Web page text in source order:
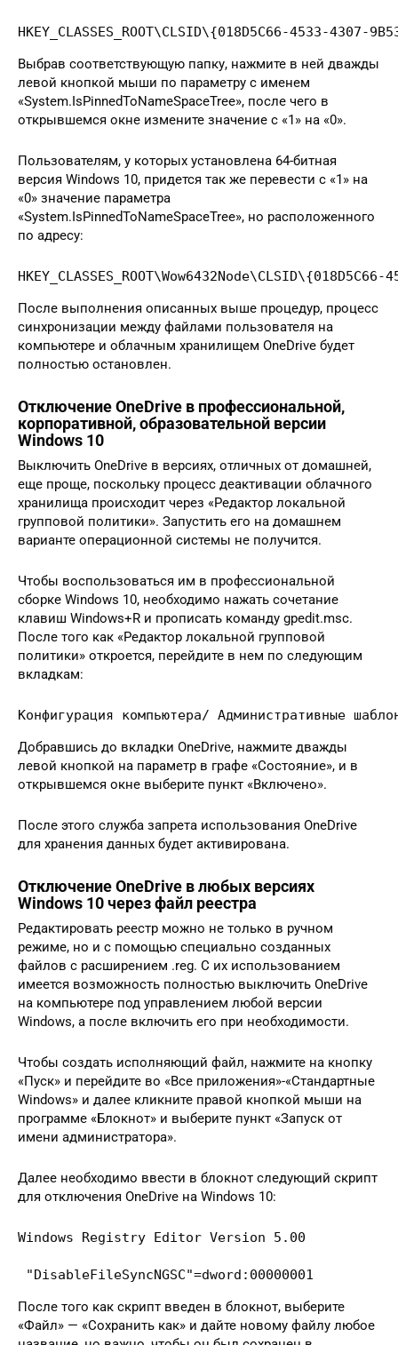
HKEY_CLASSES_ROOT\CLSID\{018D5C66-4533-4307-
Выбрав соответствующую папку, нажмите в ней дважды
левой кнопкой мыши по параметру с именем
«System.IsPinnedToNameSpaceTree», после чего в
открывшемся окне измените значение с «1» на «0».
Пользователям, у которых установлена 64-битная
версия Windows 10, придется так же перевести с «1» на
«0» значение параметра
«System.IsPinnedToNameSpaceTree», но расположенного
по адресу:
После выполнения описанных выше процедур, процесс
синхронизации между файлами пользователя на
компьютере и облачным хранилищем OneDrive будет
полностью остановлен.
Отключение OneDrive в профессиональной,
корпоративной, образовательной версии
Windows 10
Выключить OneDrive в версиях, отличных от домашней,
еще проще, поскольку процесс деактивации облачного
хранилища происходит через «Редактор локальной
групповой политики». Запустить его на домашнем
варианте операционной системы не получится.
Чтобы воспользоваться им в профессиональной
сборке Windows 10, необходимо нажать сочетание
клавиш Windows+R и прописать команду gpedit.msc.
После того как «Редактор локальной групповой
политики» откроется, перейдите в нем по следующим
вкладкам:
Конфигурация компьютера/ Административные
Добравшись до вкладки OneDrive, нажмите дважды
левой кнопкой на параметр в графе «Состояние», и в
открывшемся окне выберите пункт «Включено».
После этого служба запрета использования OneDrive
для хранения данных будет активирована.
Отключение OneDrive в любых версиях
Windows 10 через файл реестра
Редактировать реестр можно не только в ручном
режиме, но и с помощью специально созданных
файлов с расширением .reg. С их использованием
имеется возможность полностью выключить OneDrive
на компьютере под управлением любой версии
Windows, а после включить его при необходимости.
Чтобы создать исполняющий файл, нажмите на кнопку
«Пуск» и перейдите во «Все приложения»-«Стандартные
Windows» и далее кликните правой кнопкой мыши на
программе «Блокнот» и выберите пункт «Запуск от
имени администратора».
Далее необходимо ввести в блокнот следующий скрипт
для отключения OneDrive на Windows 10:
Windows Registry Editor Version 5.00
"DisableFileSyncNGSC"=dword:00000001
После того как скрипт введен в блокнот, выберите
«Файл» — «Сохранить как» и дайте новому файлу любое